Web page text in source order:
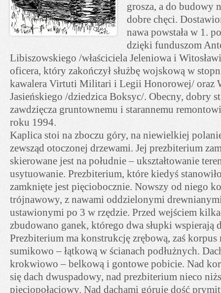
grosza, a do budowy
dobre chęci.
nawa powstała w 1.
dzięki funduszom
Libiszowskiego /właściciela Jeleniowa i
oficera, który zakończył służbę wojskową w
kawalera Virtuti Militari i Legii Honorowej/ oraz
Jasieńskiego /dziedzica Boksyc/. Obecny, dobry
zawdzięcza gruntownemu i starannemu
roku 1994.
Kaplica stoi na zboczu góry, na niewielkiej
zewsząd otoczonej drzewami. Jej prezbiterium
skierowane jest na południe – ukształtowanie
usytuowanie. Prezbiterium, które kiedyś
zamknięte jest pięciobocznie. Nowszy od niego
trójnawowy, z nawami oddzielonymi
ustawionymi po 3 w rzędzie. Przed wejściem
zbudowano ganek, którego dwa słupki wspierają
Prezbiterium ma konstrukcję zrębową, zaś korpus
sumikowo – łątkową w ścianach podłużnych.
krokwiowo – belkową i gontowe pobicie. Nad
się dach dwuspadowy, nad prezbiterium nieco
pięciopołaciowy. Nad dachami góruje dość